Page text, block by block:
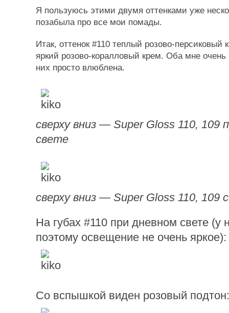
Я пользуюсь этими двумя оттенками уже
позабыла про все мои помады.
Итак, оттенок #110 теплый розово-персиковый
яркий розово-коралловый крем. Оба мне
них просто влюблена.
сверху вниз — Super Gloss 110, 109
свете
сверху вниз — Super Gloss 110, 109
На губах #110 при дневном свете (у
поэтому освещение не очень яркое):
Со вспышкой виден розовый подтон: